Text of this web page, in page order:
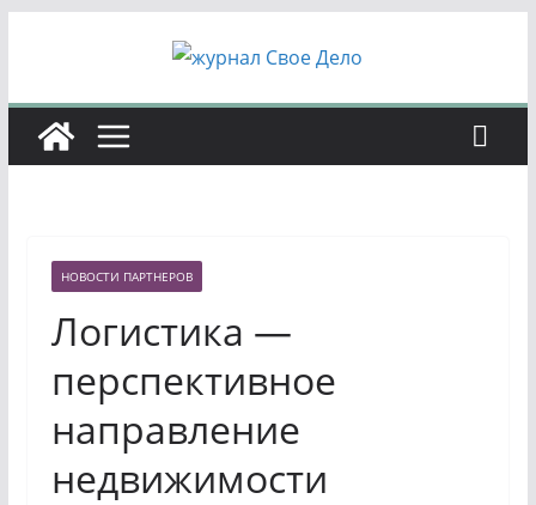
НОВОСТИ ПАРТНЕРОВ
Логистика —
перспективное
направление
недвижимости